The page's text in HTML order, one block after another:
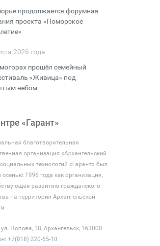
продолжается форумная
проекта «Поморское
2026 года
прошёл семейный
«Живица» под
небом
«Гарант»
благотворительная
организация «Архангельский
технологий «Гарант» был
осенью 1996 года как организация,
развитию гражданского
на территории Архангельской
Попова, 18, Архангельск, 163000
+7(818) 220-65-10